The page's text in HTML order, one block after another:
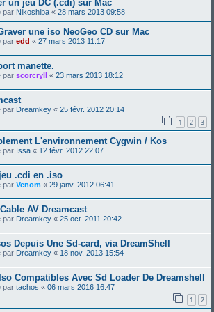
un jeu DC (.cdi) sur Mac
par Nikoshiba « 28 mars 2013 09:58
une iso NeoGeo CD sur Mac
par edd « 27 mars 2013 11:17
manette.
par scorcryll « 23 mars 2013 18:12
par Dreamkey « 25 févr. 2012 20:14
1 2 3
L'environnement Cygwin / Kos
par Issa « 12 févr. 2012 22:07
.cdi en .iso
par Venom « 29 janv. 2012 06:41
AV Dreamcast
par Dreamkey « 25 oct. 2011 20:42
Depuis Une Sd-card, via DreamShell
par Dreamkey « 18 nov. 2013 15:54
Compatibles Avec Sd Loader De Dreamshell
par tachos « 06 mars 2016 16:47
1 2